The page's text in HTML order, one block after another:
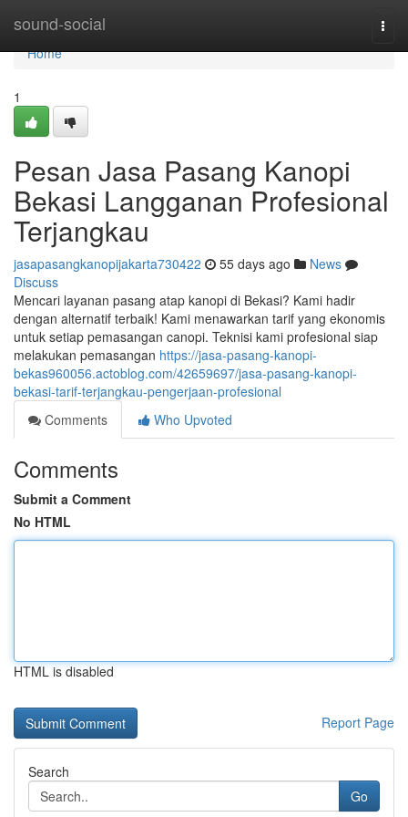
sound-social
Home
Home
1
Pesan Jasa Pasang Kanopi
Bekasi Langganan Profesional
Terjangkau
jasapasangkanopijakarta730422 55 days ago
News
Discuss
Mencari layanan pasang atap kanopi di Bekasi? Kami hadir
dengan alternatif terbaik! Kami menawarkan tarif yang ekonomis
untuk setiap pemasangan canopi. Teknisi kami profesional siap
melakukan pemasangan https://jasa-pasang-kanopi-
bekas960056.actoblog.com/42659697/jasa-pasang-kanopi-
bekasi-tarif-terjangkau-pengerjaan-profesional
Comments
Who Upvoted
Comments
Submit a Comment
No HTML
HTML is disabled
Report Page
Search
Go